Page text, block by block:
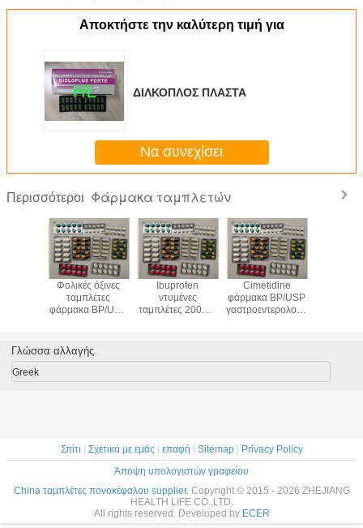
Αποκτήστε την καλύτερη τιμή για
ΔΙΛΚΟΠΛΟΣ ΠΛΑΣΤΑ
Να συνεχίσει
Περισσότεροι Φάρμακα ταμπλετών
Φολικές όξινες
ταμπλέτες
φάρμακα BP/USP
Ibuprofen
ντυμένες
ταμπλέτες 200MG
φάρμακα
Cimetidine
φάρμακα BP/USP
γαστροεντερολογίας
Γλώσσα αλλαγής
Greek
Σπίτι | Σχετικά με εμάς | επαφή | Sitemap| Privacy Policy
Άποψη υπολογιστών γραφείου
China ταμπλέτες πονοκέφαλου supplier. Copyright © 2015 - 2026 ZHEJIANG
HEALTH LIFE CO.,LTD.
All rights reserved. Developed by ECER